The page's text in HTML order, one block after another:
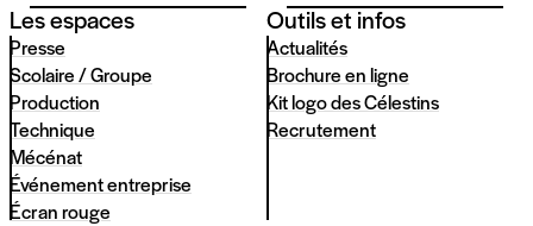
Les espaces
Presse
Scolaire / Groupe
Production
Technique
Mécénat
Événement entreprise
Écran rouge
Outils et infos
Actualités
Brochure en ligne
Kit logo des Célestins
Recrutement